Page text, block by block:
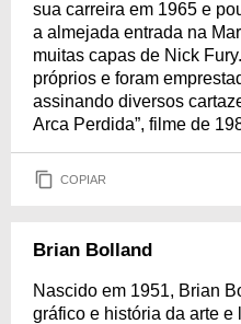
sua carreira em 1965 e
a almejada entrada na
muitas capas de Nick
próprios e foram
assinando diversos
Arca Perdida”, filme de
COPIAR
Brian Bolland
Nascido em 1951, Brian
gráfico e história da arte